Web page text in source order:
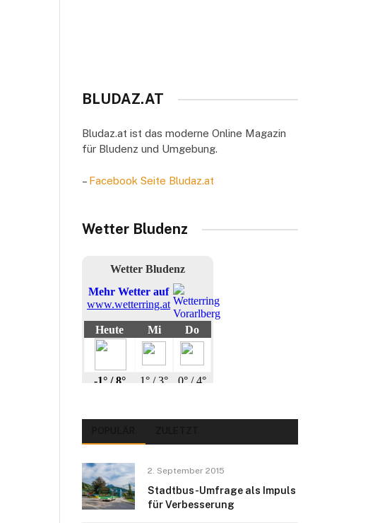
BLUDAZ.AT
Bludaz.at ist das moderne Online Magazin
für Bludenz und Umgebung.
– Facebook Seite Bludaz.at
Wetter Bludenz
2. September 2015
Stadtbus-Umfrage als Impuls
für Verbesserung